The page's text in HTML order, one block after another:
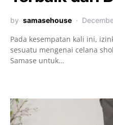
by samasehouse
Pada kesempatan kali ini,
sesuatu mengenai celana
Samase untuk…